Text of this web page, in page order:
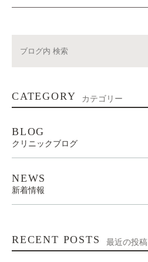
CATEGORY カテゴリー
BLOG
クリニックブログ
NEWS
新着情報
RECENT POSTS 最近の投稿